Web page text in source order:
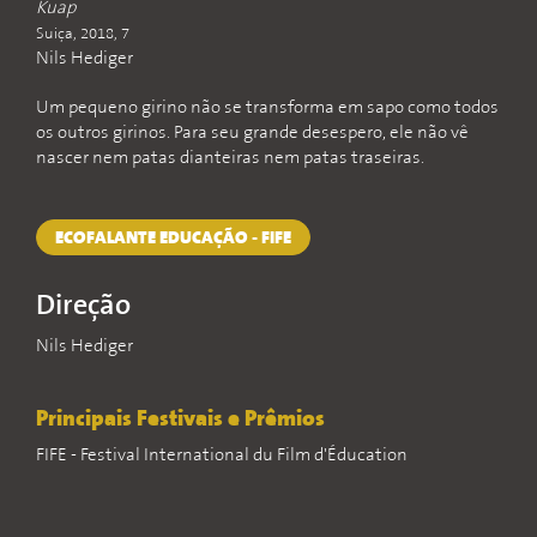
Kuap
Suiça, 2018, 7
Nils Hediger
Um pequeno girino não se transforma em sapo como todos
os outros girinos. Para seu grande desespero, ele não vê
nascer nem patas dianteiras nem patas traseiras.
ECOFALANTE EDUCAÇÃO - FIFE
Direção
Nils Hediger
Principais Festivais e Prêmios
FIFE - Festival International du Film d'Éducation